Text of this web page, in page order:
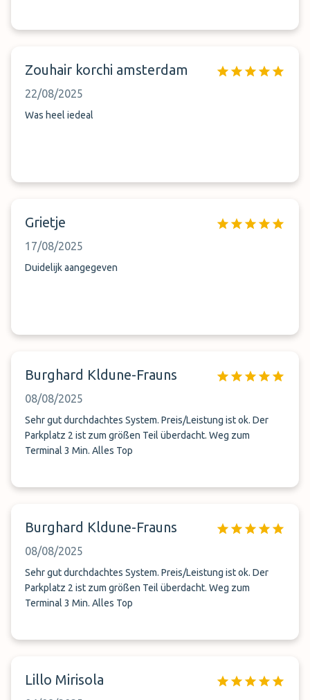
Zouhair korchi amsterdam
22/08/2025
Was heel iedeal
Grietje
17/08/2025
Duidelijk aangegeven
Burghard Kldune-Frauns
08/08/2025
Sehr gut durchdachtes System. Preis/Leistung ist ok. Der
Parkplatz 2 ist zum größen Teil überdacht. Weg zum
Terminal 3 Min. Alles Top
Burghard Kldune-Frauns
08/08/2025
Sehr gut durchdachtes System. Preis/Leistung ist ok. Der
Parkplatz 2 ist zum größen Teil überdacht. Weg zum
Terminal 3 Min. Alles Top
Lillo Mirisola